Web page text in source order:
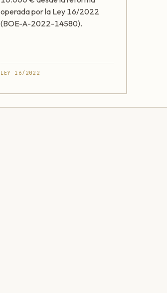
operada por la Ley 16/2022
(BOE-A-2022-14580).
LEY 16/2022